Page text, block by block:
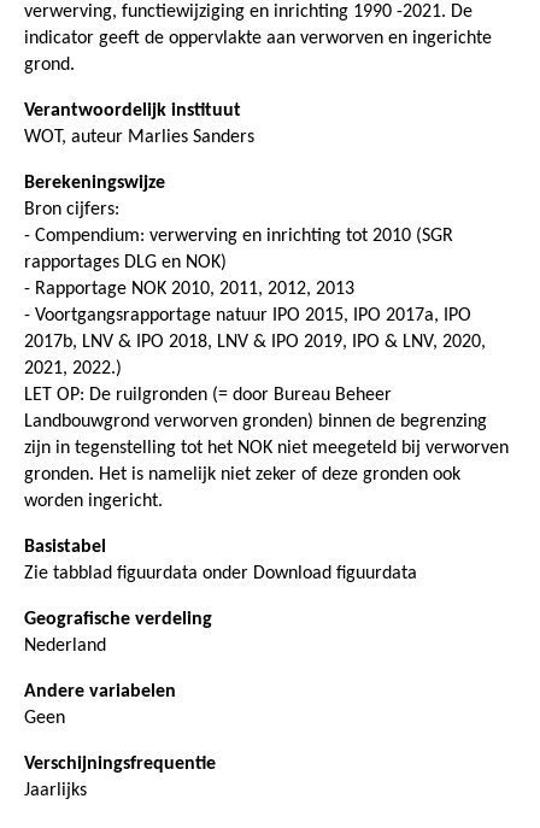
verwerving, functiewijziging en inrichting 1990 -2021. De
indicator geeft de oppervlakte aan verworven en ingerichte
grond.
Verantwoordelijk instituut
WOT, auteur Marlies Sanders
Berekeningswijze
Bron cijfers:
- Compendium: verwerving en inrichting tot 2010 (SGR
rapportages DLG en NOK)
- Rapportage NOK 2010, 2011, 2012, 2013
- Voortgangsrapportage natuur IPO 2015, IPO 2017a, IPO
2017b, LNV & IPO 2018, LNV & IPO 2019, IPO & LNV, 2020,
2021, 2022.)
LET OP: De ruilgronden (= door Bureau Beheer
Landbouwgrond verworven gronden) binnen de begrenzing
zijn in tegenstelling tot het NOK niet meegeteld bij verworven
gronden. Het is namelijk niet zeker of deze gronden ook
worden ingericht.
Basistabel
Zie tabblad figuurdata onder Download figuurdata
Geografische verdeling
Nederland
Andere variabelen
Geen
Verschijningsfrequentie
Jaarlijks